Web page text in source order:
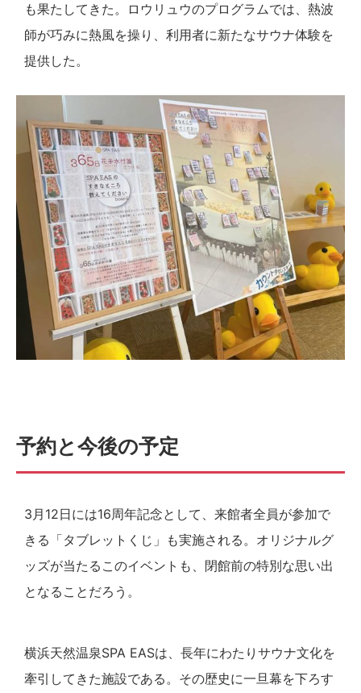
も果たしてきた。ロウリュウのプログラムでは、熱波
師が巧みに熱風を操り、利用者に新たなサウナ体験を
提供した。
予約と今後の予定
3月12日には16周年記念として、来館者全員が参加で
きる「タブレットくじ」も実施される。オリジナルグ
ッズが当たるこのイベントも、閉館前の特別な思い出
となることだろう。
横浜天然温泉SPA EASは、長年にわたりサウナ文化を
牽引してきた施設である。その歴史に一旦幕を下ろす